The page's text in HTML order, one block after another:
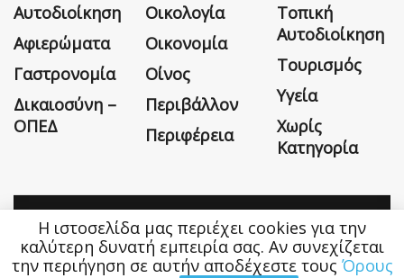
Αυτοδιοίκηση
Αφιερώματα
Γαστρονομία
Δικαιοσύνη –
ΟΠΕΔ
Οικολογία
Οικονομία
Οίνος
Περιβάλλον
Περιφέρεια
Τοπική
Αυτοδιοίκηση
Τουρισμός
Υγεία
Χωρίς
Κατηγορία
Η εταιρεία Όροι Χρήσης Επικοινωνία
Money&Life©
Η ιστοσελίδα μας περιέχει cookies για την
καλύτερη δυνατή εμπειρία σας. Αν συνεχίζεται
την περιήγηση σε αυτήν αποδέχεστε τους Όρους